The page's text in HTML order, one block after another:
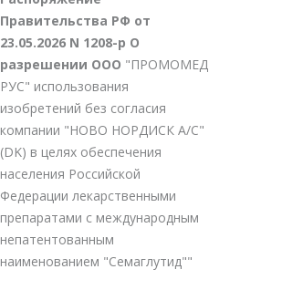
Правительства РФ от
23.05.2026 N 1208-р О
разрешении ООО "ПРОМОМЕД
РУС" использования
изобретений без согласия
компании "НОВО НОРДИСК А/С"
(DK) в целях обеспечения
населения Российской
Федерации лекарственными
препаратами с международным
непатентованным
наименованием "Семаглутид""